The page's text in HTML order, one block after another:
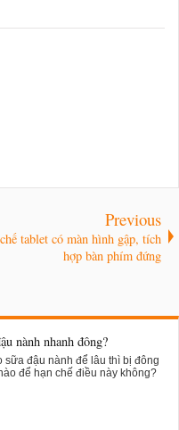
Previous
tablet có màn hình gập, tích
hợp bàn phím đứng
nành nhanh đông?
sữa đậu nành để lâu thì bị đông
để hạn chế điều này không?